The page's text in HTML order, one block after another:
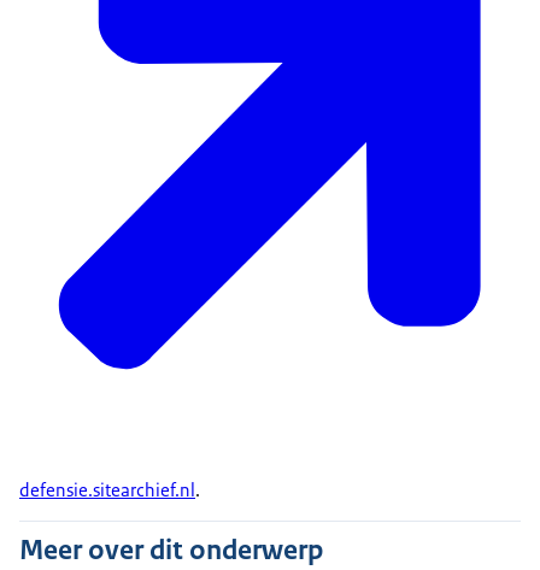
defensie.sitearchief.nl.
Meer over dit onderwerp